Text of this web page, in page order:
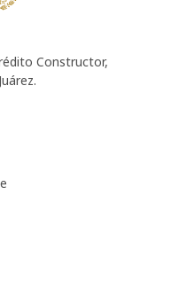
Constructor,